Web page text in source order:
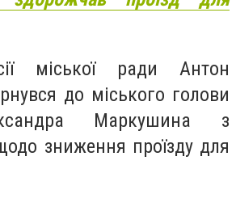
міської ради Антон
до міського голови
Маркушина з
зниження проїзду для